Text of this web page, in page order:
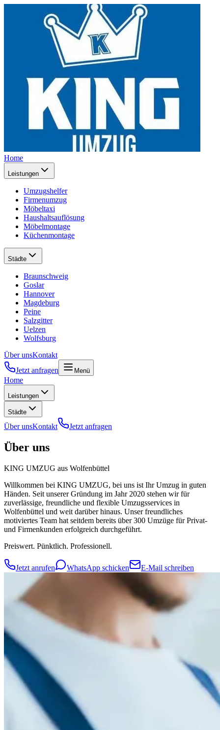
Home
Leistungen
Umzugshelfer
Firmenumzug
Möbeltaxi
Haushaltsauflösung
Möbelmontage
Küchenmontage
Städte
Braunschweig
Goslar
Hannover
Magdeburg
Peine
Salzgitter
Uelzen
Wolfsburg
Über unsKontakt
Jetzt anfragen
Menü
Home
Leistungen
Städte
Über unsKontakt Jetzt anfragen
Über uns
KING UMZUG aus Wolfenbüttel
Willkommen bei KING UMZUG, bei uns ist Ihr Umzug in guten
Händen. Seit unserer Gründung im Jahr 2020 stehen wir für
zuverlässige, freundliche und flexible Umzugsservices in
Wolfenbüttel und weit darüber hinaus. Unser freundliches
motiviertes Team hat seitdem bereits über 300 Umzüge für Privat-
und Firmenkunden erfolgreich durchgeführt.
Preiswert. Pünktlich. Professionell.
Jetzt anrufen WhatsApp schicken E-Mail schreiben